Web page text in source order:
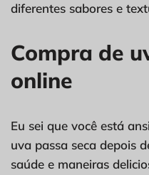
diferentes sabores e
Compra de
online
Eu sei que você está
uva passa seca depois
saúde e maneiras